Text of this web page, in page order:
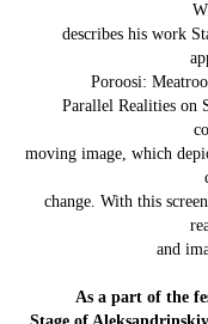
describes his work
Poroosi:
Parallel Realities on
moving image, which
change. With this
and
As a part of the